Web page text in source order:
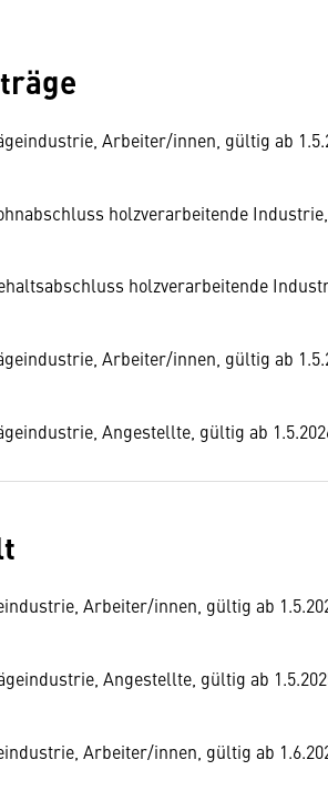
Arbeiter/innen, gültig ab
holzverarbeitende
holzverarbeitende
Arbeiter/innen, gültig ab
Angestellte, gültig ab
Arbeiter/innen, gültig ab
Angestellte, gültig ab
Arbeiter/innen, gültig ab